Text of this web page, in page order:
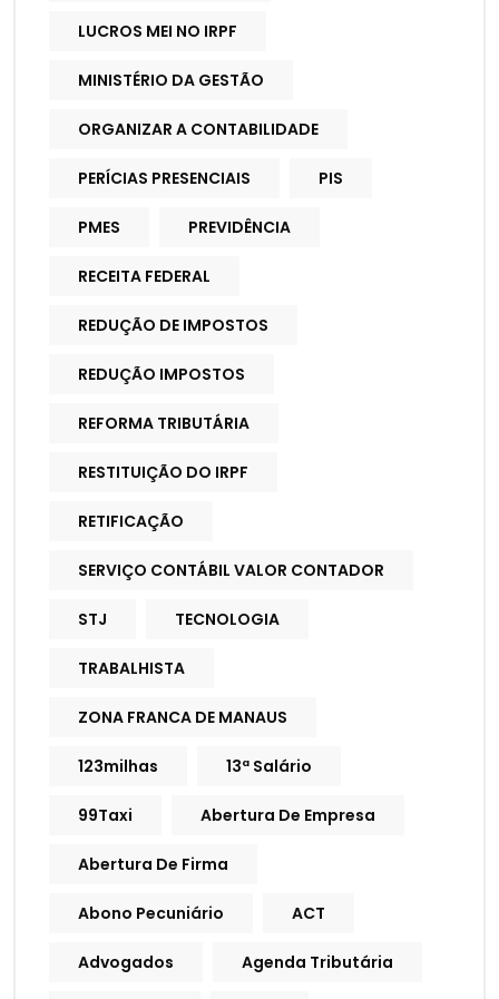
LUCROS MEI NO IRPF
MINISTÉRIO DA GESTÃO
ORGANIZAR A CONTABILIDADE
PERÍCIAS PRESENCIAIS PIS
PMES PREVIDÊNCIA
RECEITA FEDERAL
REDUÇÃO DE IMPOSTOS
REDUÇÃO IMPOSTOS
REFORMA TRIBUTÁRIA
RESTITUIÇÃO DO IRPF
RETIFICAÇÃO
SERVIÇO CONTÁBIL VALOR CONTADOR
STJ TECNOLOGIA
TRABALHISTA
ZONA FRANCA DE MANAUS
123milhas 13ª Salário
99Taxi Abertura De Empresa
Abertura De Firma
Abono Pecuniário ACT
Advogados Agenda Tributária